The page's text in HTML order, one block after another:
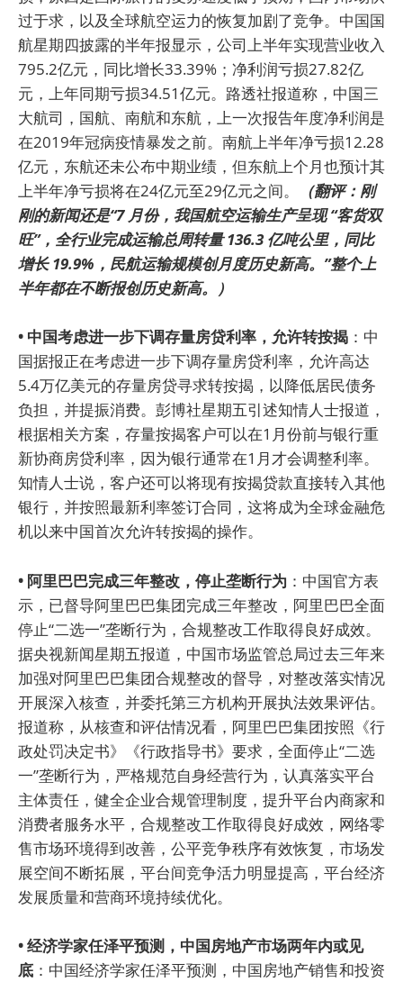
过于求，以及全球航空运力的恢复加剧了竞争。中国国
航星期四披露的半年报显示，公司上半年实现营业收入
795.2亿元，同比增长33.39%；净利润亏损27.82亿
元，上年同期亏损34.51亿元。路透社报道称，中国三
大航司，国航、南航和东航，上一次报告年度净利润是
在2019年冠病疫情暴发之前。南航上半年净亏损12.28
亿元，东航还未公布中期业绩，但东航上个月也预计其
上半年净亏损将在24亿元至29亿元之间。
（翻评：刚
刚的新闻还是“7 月份，我国航空运输生产呈现 “客货双
旺”，全行业完成运输总周转量 136.3 亿吨公里，同比
增长 19.9%，民航运输规模创月度历史新高。”整个上
半年都在不断报创历史新高。）
• 中国考虑进一步下调存量房贷利率，允许转按揭 ：中
国据报正在考虑进一步下调存量房贷利率，允许高达
5.4万亿美元的存量房贷寻求转按揭，以降低居民债务
负担，并提振消费。彭博社星期五引述知情人士报道，
根据相关方案，存量按揭客户可以在1月份前与银行重
新协商房贷利率，因为银行通常在1月才会调整利率。
知情人士说，客户还可以将现有按揭贷款直接转入其他
银行，并按照最新利率签订合同，这将成为全球金融危
机以来中国首次允许转按揭的操作。
• 阿里巴巴完成三年整改，停止垄断行为 ：中国官方表
示，已督导阿里巴巴集团完成三年整改，阿里巴巴全面
停止“二选一”垄断行为，合规整改工作取得良好成效。
据央视新闻星期五报道，中国市场监管总局过去三年来
加强对阿里巴巴集团合规整改的督导，对整改落实情况
开展深入核查，并委托第三方机构开展执法效果评估。
报道称，从核查和评估情况看，阿里巴巴集团按照《行
政处罚决定书》《行政指导书》要求，全面停止“二选
一”垄断行为，严格规范自身经营行为，认真落实平台
主体责任，健全企业合规管理制度，提升平台内商家和
消费者服务水平，合规整改工作取得良好成效，网络零
售市场环境得到改善，公平竞争秩序有效恢复，市场发
展空间不断拓展，平台间竞争活力明显提高，平台经济
发展质量和营商环境持续优化。
• 经济学家任泽平预测，中国房地产市场两年内或见
底 ：中国经济学家任泽平预测，中国房地产销售和投资